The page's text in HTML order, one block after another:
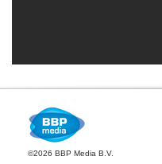
©2026 BBP Media B.V.